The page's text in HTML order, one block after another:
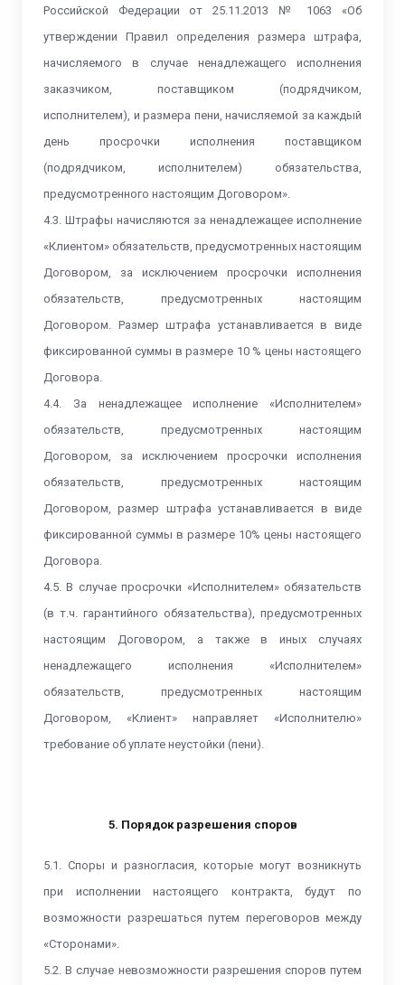
Российской Федерации от 25.11.2013 № 1063 «Об
утверждении Правил определения размера штрафа,
начисляемого в случае ненадлежащего исполнения
заказчиком, поставщиком (подрядчиком,
исполнителем), и размера пени, начисляемой за каждый
день просрочки исполнения поставщиком
(подрядчиком, исполнителем) обязательства,
предусмотренного настоящим Договором».
4.3. Штрафы начисляются за ненадлежащее исполнение
«Клиентом» обязательств, предусмотренных настоящим
Договором, за исключением просрочки исполнения
обязательств, предусмотренных настоящим
Договором. Размер штрафа устанавливается в виде
фиксированной суммы в размере 10 % цены настоящего
Договора.
4.4. За ненадлежащее исполнение «Исполнителем»
обязательств, предусмотренных настоящим
Договором, за исключением просрочки исполнения
обязательств, предусмотренных настоящим
Договором, размер штрафа устанавливается в виде
фиксированной суммы в размере 10% цены настоящего
Договора.
4.5. В случае просрочки «Исполнителем» обязательств
(в т.ч. гарантийного обязательства), предусмотренных
настоящим Договором, а также в иных случаях
ненадлежащего исполнения «Исполнителем»
обязательств, предусмотренных настоящим
Договором, «Клиент» направляет «Исполнителю»
требование об уплате неустойки (пени).
5. Порядок разрешения споров
5.1. Споры и разногласия, которые могут возникнуть
при исполнении настоящего контракта, будут по
возможности разрешаться путем переговоров между
«Сторонами».
5.2. В случае невозможности разрешения споров путем